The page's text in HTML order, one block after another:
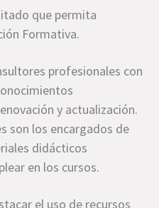
que permita
Formativa.
profesionales con
y actualización.
son los encargados de
didácticos
en los cursos.
el uso de recursos